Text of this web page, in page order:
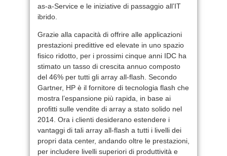
as-a-Service e le iniziative di passaggio all’IT
ibrido.
Grazie alla capacità di offrire alle applicazioni
prestazioni predittive ed elevate in uno spazio
fisico ridotto, per i prossimi cinque anni IDC ha
stimato un tasso di crescita annuo composto
del 46% per tutti gli array all-flash. Secondo
Gartner, HP è il fornitore di tecnologia flash che
mostra l’espansione più rapida, in base ai
profitti sulle vendite di array a stato solido nel
2014. Ora i clienti desiderano estendere i
vantaggi di tali array all-flash a tutti i livelli dei
propri data center, andando oltre le prestazioni,
per includere livelli superiori di produttività e